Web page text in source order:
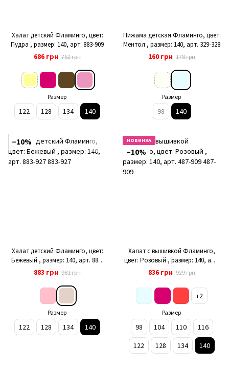
Халат детский Фламинго, цвет:
Пудра , размер: 140, арт. 883-909
686 грн 762 грн
Размер
122 128 134 140
Пижама детская Фламинго, цвет:
Ментол , размер: 140, арт. 329-328
160 грн 178 грн
Размер
98 140
−10%
Халат детский Фламинго, цвет:
Бежевый , размер: 140, арт. 883-
927
883 грн 981 грн
Размер
122 128 134 140
НОВИНКА
−10%
Халат с вышивкой Фламинго,
цвет: Розовый , размер: 140, арт.
487-909
836 грн 929 грн
+2
Размер
98 104 110
116
122
128 134 140